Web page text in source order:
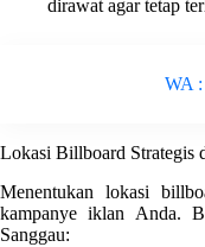
dirawat agar tetap
WA
Lokasi Billboard Strategis
Menentukan lokasi
kampanye iklan Anda.
Sanggau: